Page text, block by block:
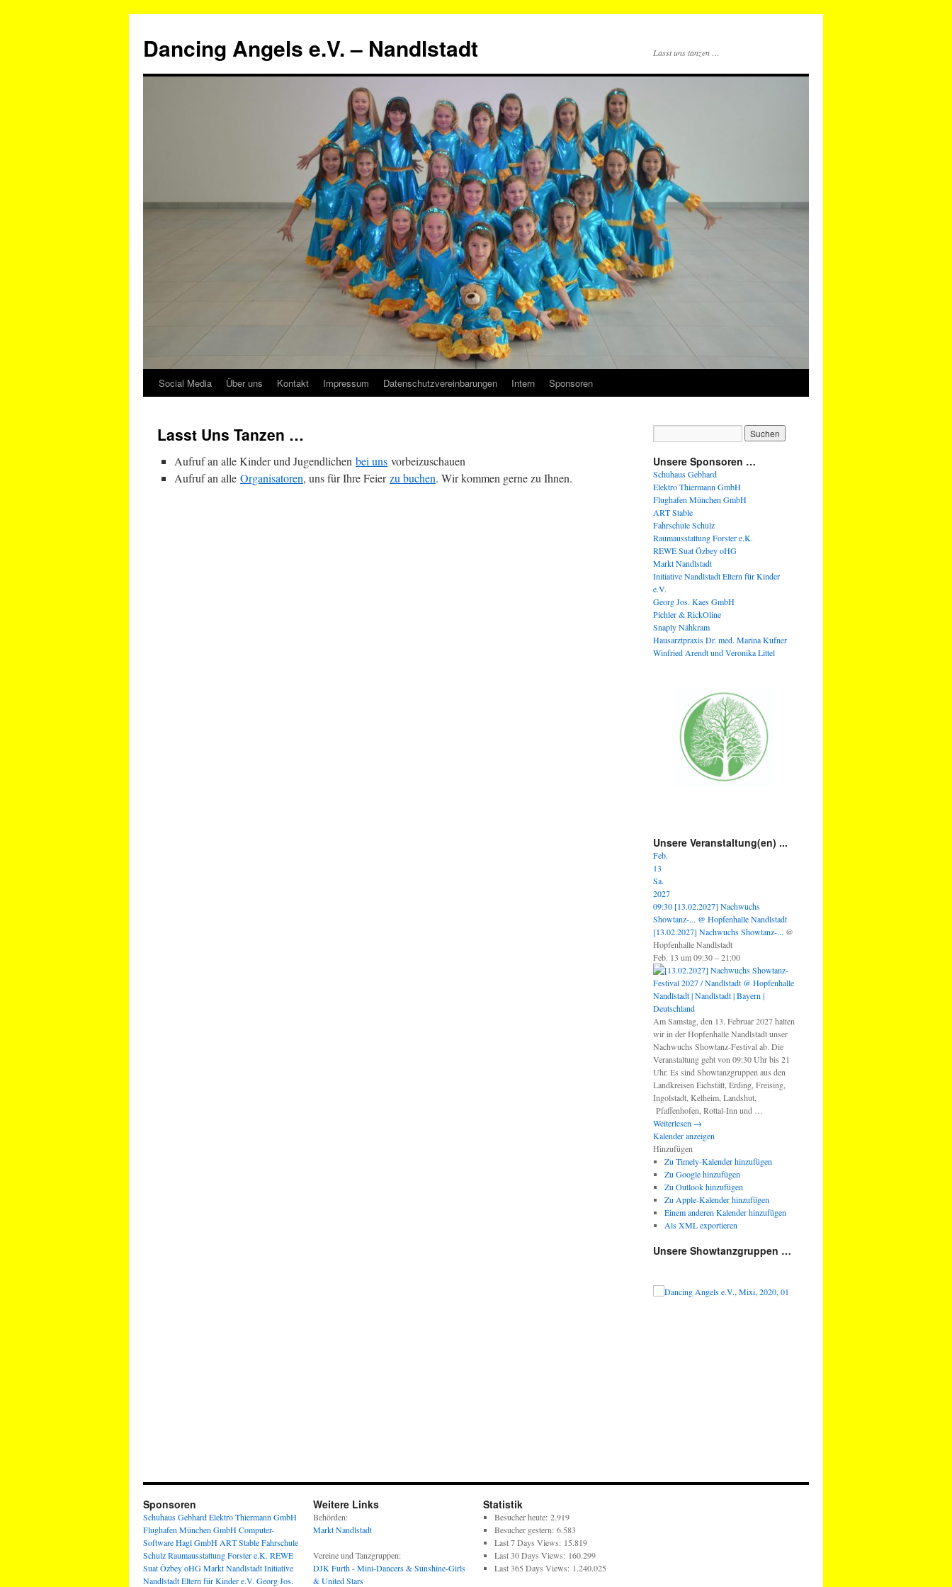
springen
Dancing Angels e.V. – Nandlstadt Lasst uns tanzen …
Social Media Über uns Kontakt Impressum Datenschutzvereinbarungen Intern Sponsoren
Lasst Uns Tanzen …
Aufruf an alle Kinder und Jugendlichen bei uns vorbeizuschauen
Aufruf an alle Organisatoren, uns für Ihre Feierzu buchen. Wir kommen gerne zu Ihnen.
Unsere Sponsoren …
Schuhaus Gebhard
Elektro Thiermann GmbH
Flughafen München GmbH
ART Stable
Fahrschule Schulz
Raumausstattung Forster e.K.
REWE Suat Özbey oHG
Markt Nandlstadt
Initiative Nandlstadt Eltern für Kinder
e.V.
Georg Jos. Kaes GmbH
Pichler & RickOline
Snaply Nähkram
Hausarztpraxis Dr. med. Marina Kufner
Winfried Arendt und Veronika Littel
Unsere Veranstaltung(en) ...
Feb.
13
Sa.
2027
09:30 [13.02.2027] Nachwuchs
Showtanz-... @ Hopfenhalle Nandlstadt
[13.02.2027] Nachwuchs Showtanz-... @
Hopfenhalle Nandlstadt
Feb. 13 um 09:30 – 21:00
Am Samstag, den 13. Februar 2027 halten
wir in der Hopfenhalle Nandlstadt unser
Nachwuchs Showtanz-Festival ab. Die
Veranstaltung geht von 09:30 Uhr bis 21
Uhr. Es sind Showtanzgruppen aus den
Landkreisen Eichstätt, Erding, Freising,
Ingolstadt, Kelheim, Landshut,
Pfaffenhofen, Rottal-Inn und …
Weiterlesen →
Kalender anzeigen
Hinzufügen
Zu Timely-Kalender hinzufügen
Zu Google hinzufügen
Zu Outlook hinzufügen
Zu Apple-Kalender hinzufügen
Einem anderen Kalender hinzufügen
Als XML exportieren
Unsere Showtanzgruppen …
Sponsoren
Schuhaus GebhardElektro Thiermann GmbH
Flughafen München GmbHComputer-
Software Hagl GmbH ART StableFahrschule
SchulzRaumausstattung Forster e.K. REWE
Suat Özbey oHGMarkt NandlstadtInitiative
Nandlstadt Eltern für Kinder e.V. Georg Jos.
Weitere Links
Behörden:
Markt Nandlstadt
Vereine und Tanzgruppen:
DJK Furth - Mini-Dancers & Sunshine-Girls
& United Stars
Statistik
Besucher heute: 2.919
Besucher gestern: 6.583
Last 7 Days Views: 15.819
Last 30 Days Views: 160.299
Last 365 Days Views: 1.240.025